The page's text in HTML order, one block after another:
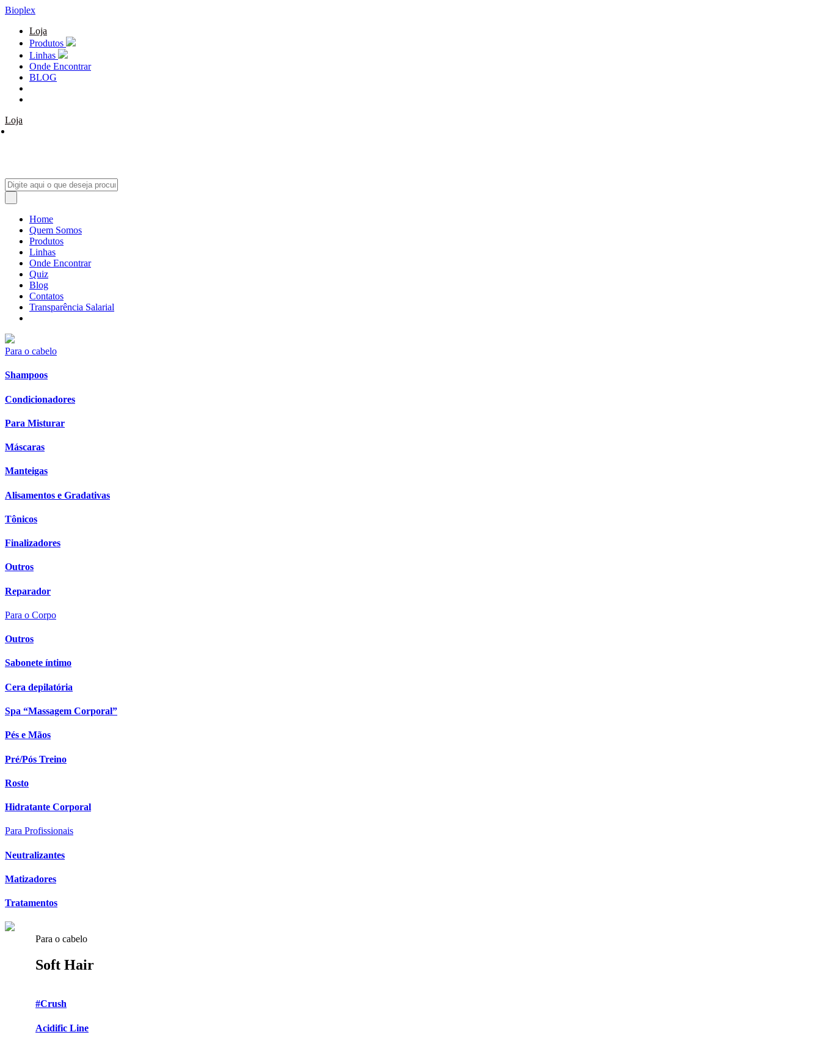
Bioplex
Loja
Produtos
Linhas
Onde Encontrar
BLOG
Loja
Home
Quem Somos
Produtos
Linhas
Onde Encontrar
Quiz
Blog
Contatos
Transparência Salarial
Para o cabelo
Shampoos
Condicionadores
Para Misturar
Máscaras
Manteigas
Alisamentos e Gradativas
Tônicos
Finalizadores
Outros
Reparador
Para o Corpo
Outros
Sabonete íntimo
Cera depilatória
Spa “Massagem Corporal”
Pés e Mãos
Pré/Pós Treino
Rosto
Hidratante Corporal
Para Profissionais
Neutralizantes
Matizadores
Tratamentos
Para o cabelo
Soft Hair
#Crush
Acidific Line